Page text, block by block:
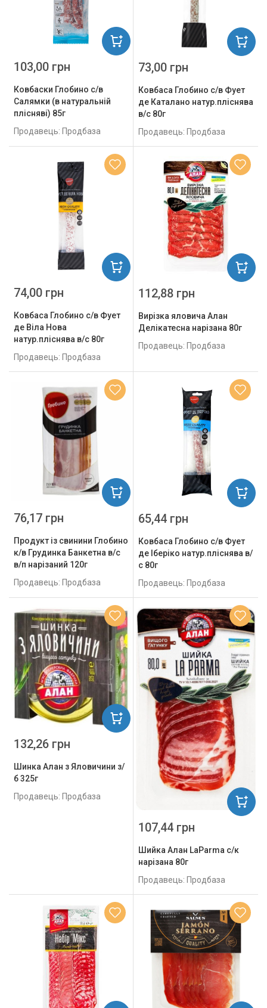
Ковбаски Глобино с/в
Салямки (в натуральній
плісняві) 85г
Продавець: Продбаза
103,00 грн
Ковбаса Глобино с/в Фует
де Каталано натур.пліснява
в/с 80г
Продавець: Продбаза
73,00 грн
Ковбаса Глобино с/в Фует
де Віла Нова
натур.пліснява в/с 80г
Продавець: Продбаза
74,00 грн
Вирізка яловича Алан
Делікатесна нарізана 80г
Продавець: Продбаза
112,88 грн
Продукт із свинини Глобино
к/в Грудинка Банкетна в/с
в/п нарізаний 120г
Продавець: Продбаза
76,17 грн
Ковбаса Глобино с/в Фует
де Іберіко натур.пліснява в/
с 80г
Продавець: Продбаза
65,44 грн
Шинка Алан з Яловичини з/
б 325г
Продавець: Продбаза
132,26 грн
Шийка Алан LaParma с/к
нарізана 80г
Продавець: Продбаза
107,44 грн